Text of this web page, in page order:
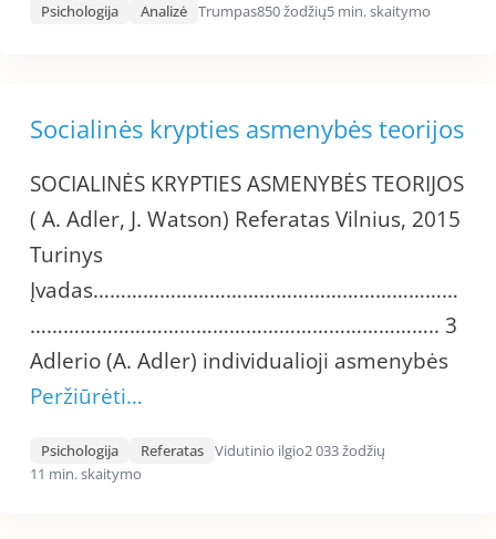
Psichologija Analizė Trumpas850 žodžių5 min. skaitymo
Socialinės krypties asmenybės teorijos
SOCIALINĖS KRYPTIES ASMENYBĖS TEORIJOS
( A. Adler, J. Watson) Referatas Vilnius, 2015
Turinys
Įvadas…………………………………………………………
……………………………………………………………….. 3
Adlerio (A. Adler) individualioji asmenybės
Peržiūrėti…
Psichologija Referatas Vidutinio ilgio2 033 žodžių
11 min. skaitymo